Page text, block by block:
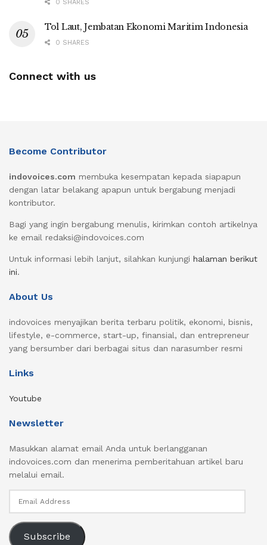
0 SHARES
Tol Laut, Jembatan Ekonomi Maritim Indonesia
0 SHARES
Connect with us
Become Contributor
indovoices.com membuka kesempatan kepada siapapun
dengan latar belakang apapun untuk bergabung menjadi
kontributor.
Bagi yang ingin bergabung menulis, kirimkan contoh artikelnya
ke email redaksi@indovoices.com
Untuk informasi lebih lanjut, silahkan kunjungi halaman berikut
ini.
About Us
indovoices menyajikan berita terbaru politik, ekonomi, bisnis,
lifestyle, e-commerce, start-up, finansial, dan entrepreneur
yang bersumber dari berbagai situs dan narasumber resmi
Links
Youtube
Newsletter
Masukkan alamat email Anda untuk berlangganan
indovoices.com dan menerima pemberitahuan artikel baru
melalui email.
Subscribe